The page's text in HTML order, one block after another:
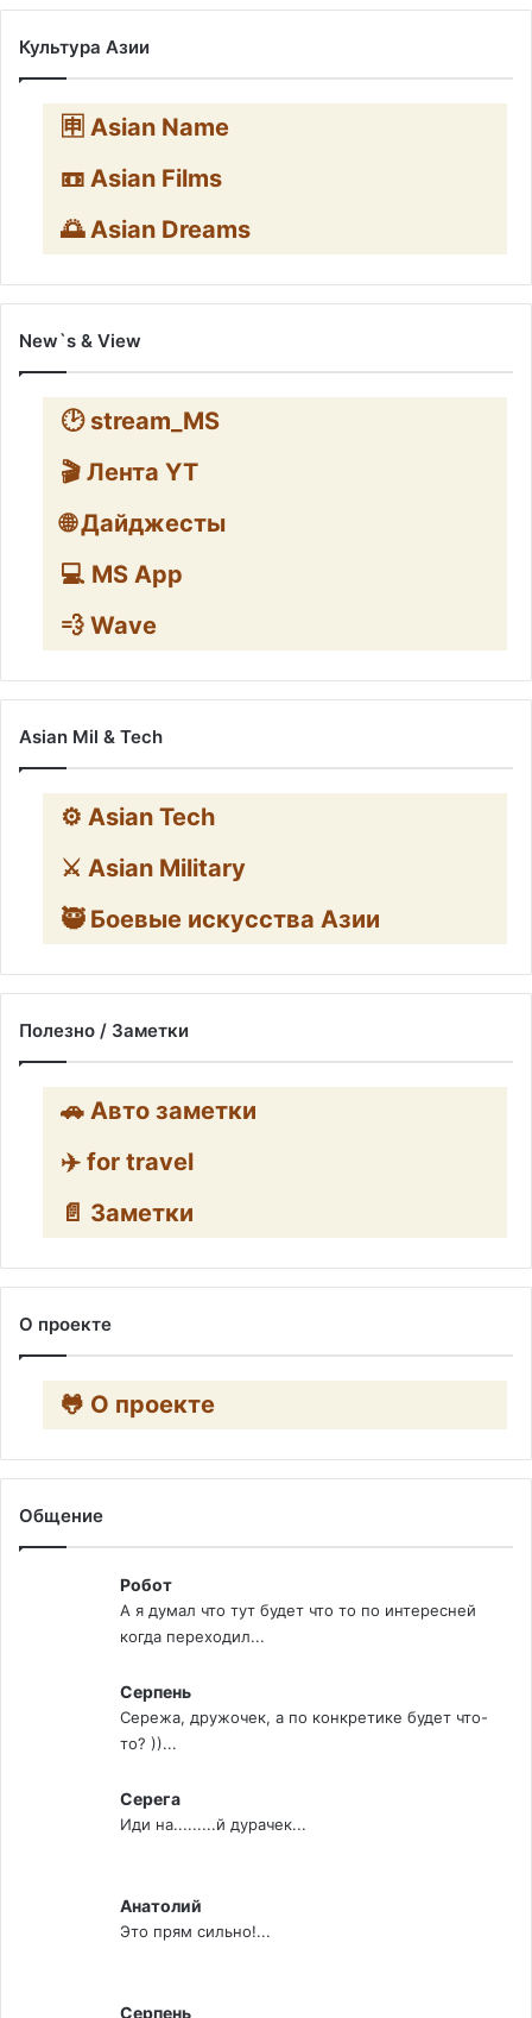
Культура Азии
🈸 Asian Name
📼 Asian Films
🌅 Asian Dreams
New`s & View
🕑 stream_MS
🎬 Лента YT
🌐 Дайджесты
💻 MS App
💨 Wave
Asian Mil & Tech
⚙️ Asian Tech
⚔️ Asian Military
🥷 Боевые искусства Азии
Полезно / Заметки
🚗 Авто заметки
✈️ for travel
📄 Заметки
О проекте
🐸 О проекте
Общение
Робот
А я думал что тут будет что то по интересней
когда переходил...
Серпень
Сережа, дружочек, а по конкретике будет что-
то? ))...
Серега
Иди на.........й дурачек...
Анатолий
Это прям сильно!...
Серпень